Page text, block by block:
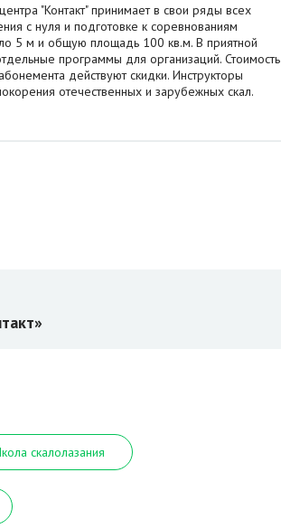
"Контакт" принимает в свои ряды всех
с нуля и подготовке к соревнованиям
5 м и общую площадь 100 кв.м. В приятной
программы для организаций. Стоимость
действуют скидки. Инструкторы
отечественных и зарубежных скал.
скалолазания